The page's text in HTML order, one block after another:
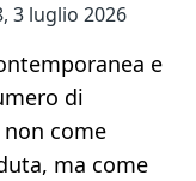
3 luglio 2026
e
di
come
ma come